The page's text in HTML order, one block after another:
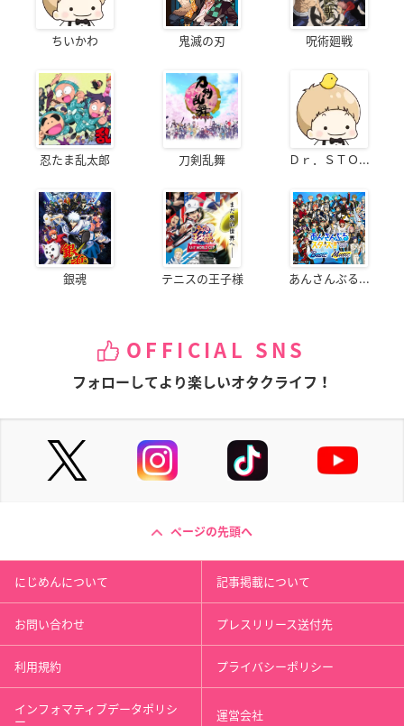
ちいかわ 鬼滅の刃 呪術廻戦
忍たま乱太郎 刀剣乱舞 Ｄｒ．ＳＴＯ...
銀魂 テニスの王子様 あんさんぶる...
OFFICIAL SNS
フォローしてより楽しいオタクライフ！
ページの先頭へ
にじめんについて 記事掲載について
お問い合わせ プレスリリース送付先
利用規約 プライバシーポリシー
インフォマティブデータポリシ
ー 運営会社